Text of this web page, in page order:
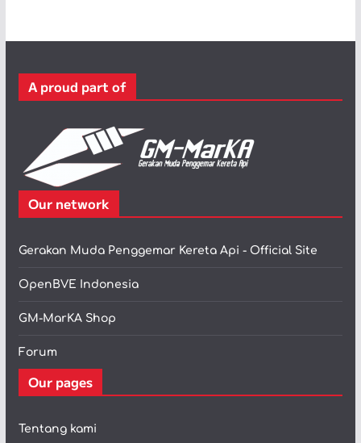
r
A proud part of
Our network
Gerakan Muda Penggemar Kereta Api - Official Site
OpenBVE Indonesia
GM-MarKA Shop
Forum
Our pages
Tentang kami